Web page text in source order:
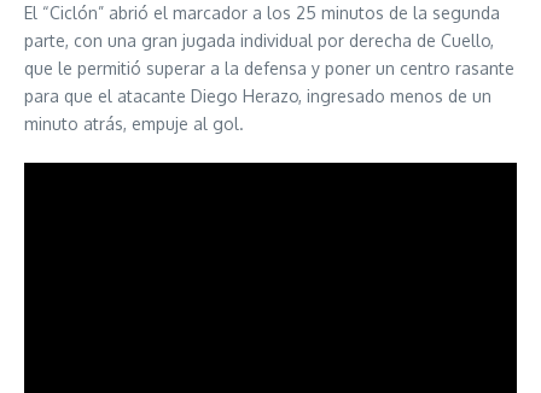
El “Ciclón” abrió el marcador a los 25 minutos de la segunda
parte, con una gran jugada individual por derecha de Cuello,
que le permitió superar a la defensa y poner un centro rasante
para que el atacante Diego Herazo, ingresado menos de un
minuto atrás, empuje al gol.